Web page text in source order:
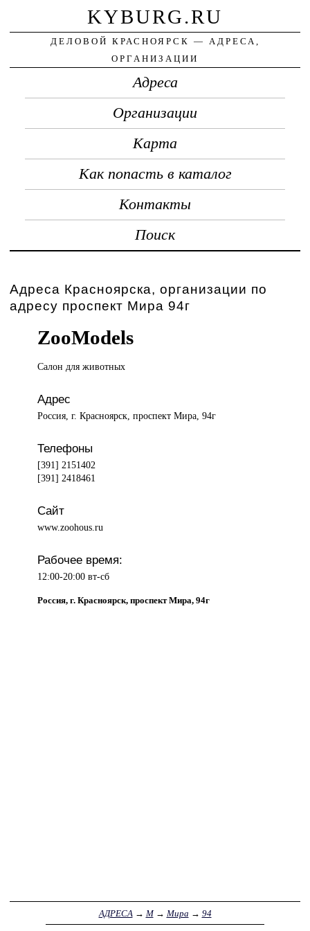
KYBURG.RU
ДЕЛОВОЙ КРАСНОЯРСК — АДРЕСА,
ОРГАНИЗАЦИИ
Адреса
Организации
Карта
Как попасть в каталог
Контакты
Поиск
Адреса Красноярска, организации по
адресу проспект Мира 94г
ZooModels
Салон дляживотных
Адрес
Россия, г. Красноярск, проспект Мира, 94г
Телефоны
[391] 2151402
[391] 2418461
Сайт
www.zoohous.ru
Рабочее время:
12:00-20:00 вт-сб
Россия, г. Красноярск, проспект Мира, 94г
АДРЕСА → М→ Мира → 94